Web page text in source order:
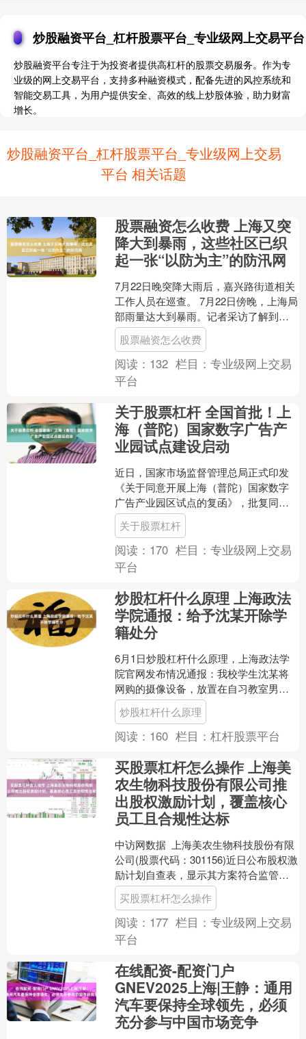
炒股融资平台_杠杆股票平台_专业级网上交易平台
炒股融资平台专注于为投资者提供高杠杆的股票交易服务。作为专
业级的网上交易平台，支持多种融资模式，配备先进的风控系统和
智能交易工具，为用户提供安全、高效的线上炒股体验，助力财富
增长。
炒股融资平台_杠杆股票平台_专业级网上交易
平台 相关话题
股票融资怎么收费 上海又突
降大到暴雨，这些社区已织
起一张“以防为主”的防汛网
7月22日晚突降大雨后，嘉兴路街道相关
工作人员在巡查。 7月22日傍晚，上海局
部雨量达大到暴雨。记者采访了解到，
在虹口、普陀等上海中心城区，不少社
区迅速复盘，增....
股票融资怎么收费
阅读： 132 栏目：专业级网上交易
平台
关于股票杠杆 全国首批！上
海（普陀）国家数字广告产
业园试点建设启动
近日，国家市场监督管理总局正式印发
《关于同意开展上海（普陀）国家数字
广告产业园区试点的复函》，批复同意
在上海市普陀区开展为期3年的国家数字
广告产业园区试点。这也....
关于股票杠杆
阅读： 170 栏目：专业级网上交易
平台
炒股杠杆什么原理 上海政法
学院通报：给予沈某开除学
籍处分
6月1日炒股杠杆什么原理，上海政法学
院官网发布情况通报：我校学生沈某将
网购的摄像设备，放置在自习教室男女
厕所之间的隔墙顶部进行偷拍，已被公
安机关依法行政拘留。依....
炒股杠杆什么原理
阅读： 160 栏目：杠杆股票平台
买股票杠杆怎么操作 上海美
农生物科技股份有限公司推
出股权激励计划，覆盖核心
员工且合规性达标
中访网数据 上海美农生物科技股份有限
公司(股票代码：301156)近日公布股权激
励计划自查表，显示其方案符合监管要
求，未存在财务或合规性风险。根据公
告，公司最....
买股票杠杆怎么操作
阅读： 177 栏目：专业级网上交易
平台
在线配资-配资门户
GNEV2025上海|王静：通用
汽车要保持全球领先，必须
充分参与中国市场竞争